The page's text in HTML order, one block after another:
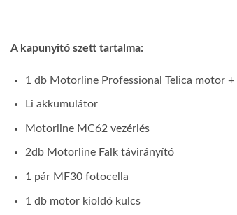
A kapunyitó szett tartalma:
1 db Motorline Professional Telica motor +
Li akkumulátor
Motorline MC62 vezérlés
2db Motorline Falk távirányító
1 pár MF30 fotocella
1 db motor kioldó kulcs